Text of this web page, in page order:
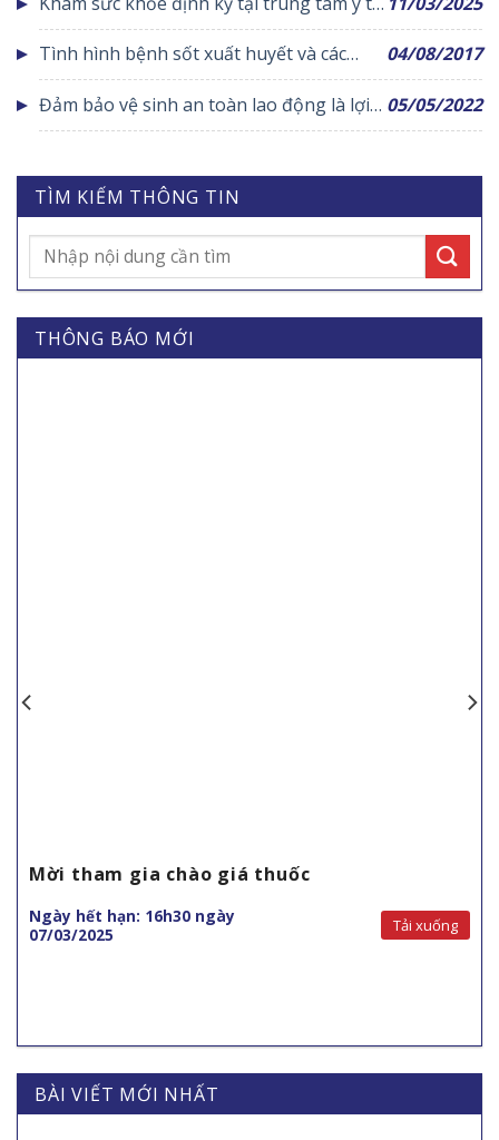
huyện Yên Lạc
Tình hình bệnh sốt xuất huyết và các
biện pháp phòng chống
04/08/2017
Đảm bảo vệ sinh an toàn lao động là lợi
ích của doanh nghiệp và người lao động
05/05/2022
TÌM KIẾM THÔNG TIN
THÔNG BÁO MỚI
Mời tham gia chào giá thuốc
Ngày hết hạn: 16h30 ngày
07/03/2025
Tải xuống
BÀI VIẾT MỚI NHẤT